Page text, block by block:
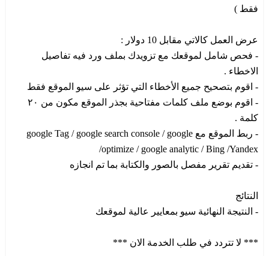
فقط )
عرض العمل كالاتي مقابل 10 دولار :
- فحص شامل لموقعك مع تزويدك بملف ورد فيه تفاصيل
الاخطاء .
- اقوم بتصحيح جميع الأخطاء التي تؤثر على سيو الموقع فقط
- اقوم بوضع ملف كلمات مفتاحية بجذر الموقع مكون من ٢٠
كلمة .
- ربط الموقع مع google Tag / google search console / google
optimize / google analytic / Bing /Yandex/
- تقديم تقرير مفصل بالصور والكتابة بما تم انجازه
النتائج
- النتيجة النهائية سيو بمعايير عالية لموقعك
*** لا تتردد في طلب الخدمة الان ***